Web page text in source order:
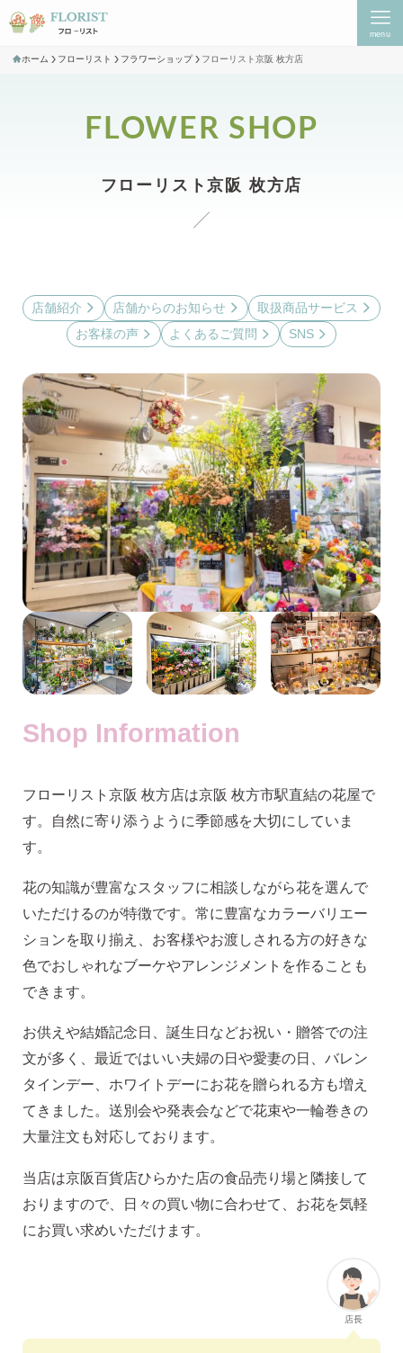
menu
ホーム フローリスト フラワーショップ フローリスト京阪 枚方店
FLOWER SHOP
フローリスト京阪 枚方店
店舗紹介 店舗からのお知らせ
取扱商品サービス
お客様の声
よくあるご質問 SNS
Shop Information
フローリスト京阪 枚方店は京阪 枚方市駅直結の花屋で
す。自然に寄り添うように季節感を大切にしていま
す。
花の知識が豊富なスタッフに相談しながら花を選んで
いただけるのが特徴です。常に豊富なカラーバリエー
ションを取り揃え、お客様やお渡しされる方の好きな
色でおしゃれなブーケやアレンジメントを作ることも
できます。
お供えや結婚記念日、誕生日などお祝い・贈答での注
文が多く、最近ではいい夫婦の日や愛妻の日、バレン
タインデー、ホワイトデーにお花を贈られる方も増え
てきました。送別会や発表会などで花束や一輪巻きの
大量注文も対応しております。
当店は京阪百貨店ひらかた店の食品売り場と隣接して
おりますので、日々の買い物に合わせて、お花を気軽
にお買い求めいただけます。
店長